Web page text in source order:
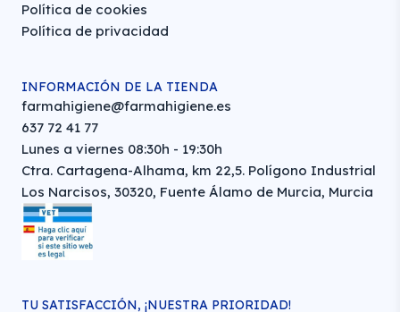
Política de cookies
Política de privacidad
INFORMACIÓN DE LA TIENDA
farmahigiene@farmahigiene.es
637 72 41 77
Lunes a viernes 08:30h - 19:30h
Ctra. Cartagena-Alhama, km 22,5. Polígono Industrial
Los Narcisos, 30320, Fuente Álamo de Murcia, Murcia
TU SATISFACCIÓN, ¡NUESTRA PRIORIDAD!